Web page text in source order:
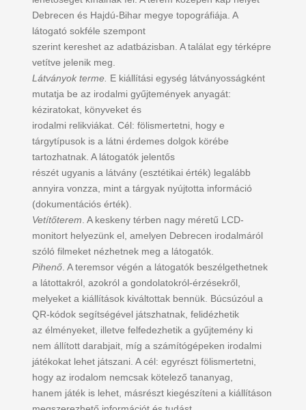
Debrecen és Hajdú-Bihar megye topográfiája. A
látogató sokféle szempont
szerint kereshet az adatbázisban. A találat egy térképre
vetítve jelenik meg.
Látványok terme. E kiállítási egység látványosságként
mutatja be az irodalmi gyűjtemények anyagát:
kéziratokat, könyveket és
irodalmi relikviákat. Cél: fölismertetni, hogy e
tárgytípusok is a látni érdemes dolgok körébe
tartozhatnak. A látogatók jelentős
részét ugyanis a látvány (esztétikai érték) legalább
annyira vonzza, mint a tárgyak nyújtotta információ
(dokumentációs érték).
Vetítőterem . A keskeny térben nagy méretű LCD-
monitort helyezünk el, amelyen Debrecen irodalmáról
szóló filmeket nézhetnek meg a látogatók.
Pihenő. A teremsor végén a látogatók beszélgethetnek
a látottakról, azokról a gondolatokról-érzésekről,
melyeket a kiállítások kiváltottak bennük. Búcsúzóul a
QR-kódok segítségével játszhatnak, felidézhetik
az élményeket, illetve felfedezhetik a gyűjtemény ki
nem állított darabjait, míg a számítógépeken irodalmi
játékokat lehet játszani. A cél: egyrészt fölismertetni,
hogy az irodalom nemcsak kötelező tananyag,
hanem játék is lehet, másrészt kiegészíteni a kiállításon